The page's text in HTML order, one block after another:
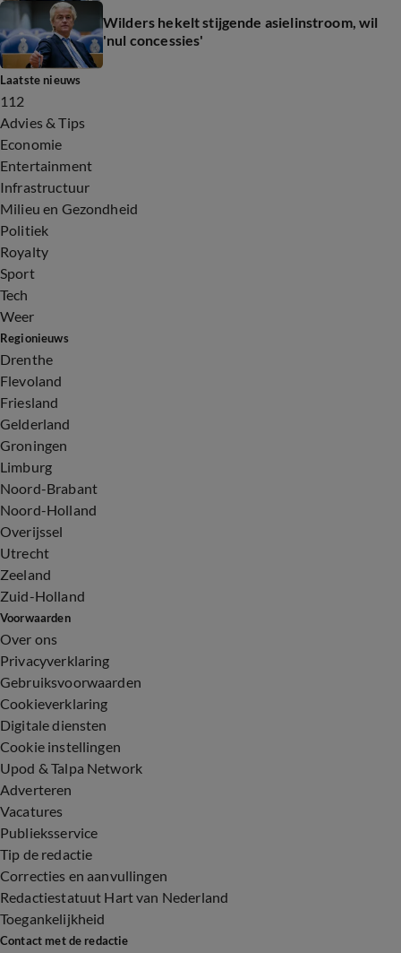
Wilders hekelt stijgende asielinstroom, wil
'nul concessies'
Laatste nieuws
112
Advies & Tips
Economie
Entertainment
Infrastructuur
Milieu en Gezondheid
Politiek
Royalty
Sport
Tech
Weer
Regionieuws
Drenthe
Flevoland
Friesland
Gelderland
Groningen
Limburg
Noord-Brabant
Noord-Holland
Overijssel
Utrecht
Zeeland
Zuid-Holland
Voorwaarden
Over ons
Privacyverklaring
Gebruiksvoorwaarden
Cookieverklaring
Digitale diensten
Cookie instellingen
Upod & Talpa Network
Adverteren
Vacatures
Publieksservice
Tip de redactie
Correcties en aanvullingen
Redactiestatuut Hart van Nederland
Toegankelijkheid
Contact met de redactie